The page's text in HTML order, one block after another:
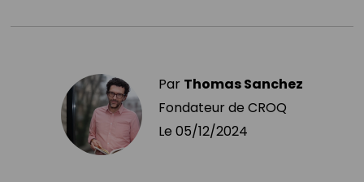
Par Thomas Sanchez
Fondateur de CROQ
Le 05/12/2024